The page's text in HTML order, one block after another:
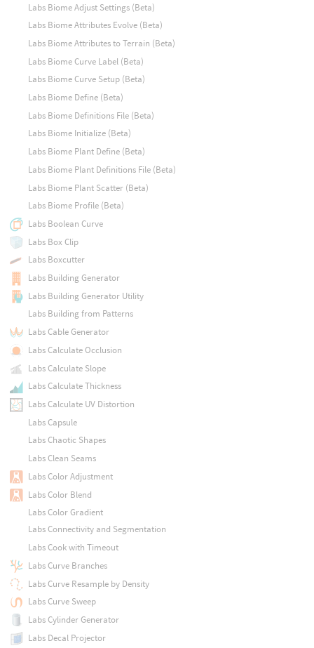
Labs Biome Adjust Settings (Beta)
Labs Biome Attributes Evolve (Beta)
Labs Biome Attributes to Terrain (Beta)
Labs Biome Curve Label (Beta)
Labs Biome Curve Setup (Beta)
Labs Biome Define (Beta)
Labs Biome Definitions File (Beta)
Labs Biome Initialize (Beta)
Labs Biome Plant Define (Beta)
Labs Biome Plant Definitions File (Beta)
Labs Biome Plant Scatter (Beta)
Labs Biome Profile (Beta)
Labs Boolean Curve
Labs Box Clip
Labs Boxcutter
Labs Building Generator
Labs Building Generator Utility
Labs Building from Patterns
Labs Cable Generator
Labs Calculate Occlusion
Labs Calculate Slope
Labs Calculate Thickness
Labs Calculate UV Distortion
Labs Capsule
Labs Chaotic Shapes
Labs Clean Seams
Labs Color Adjustment
Labs Color Blend
Labs Color Gradient
Labs Connectivity and Segmentation
Labs Cook with Timeout
Labs Curve Branches
Labs Curve Resample by Density
Labs Curve Sweep
Labs Cylinder Generator
Labs Decal Projector